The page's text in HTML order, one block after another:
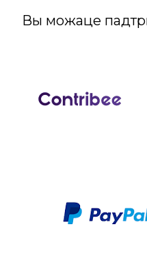
Вы можаце